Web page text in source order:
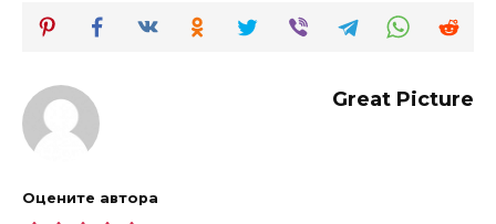
Great Picture
Оцените автора